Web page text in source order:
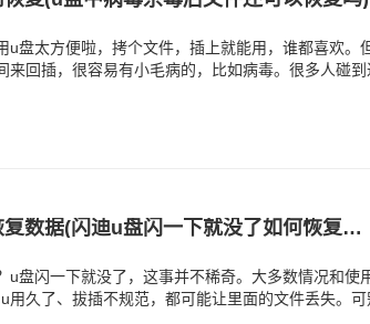
u盘太方便啦，拷个文件，插上就能用，谁都喜欢。
回插，很容易有小毛病的，比如病毒。很多人碰到
闪迪u盘闪一下就没了怎么恢复数据(闪迪u盘闪一下就没了如何恢复数据)
u盘闪一下就没了，这事并不稀奇。大多数情况和使
久了、拔插不规范，都可能让里面的文件丢失。可